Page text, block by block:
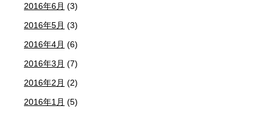
2016年6月 (3)
2016年5月 (3)
2016年4月 (6)
2016年3月 (7)
2016年2月 (2)
2016年1月 (5)